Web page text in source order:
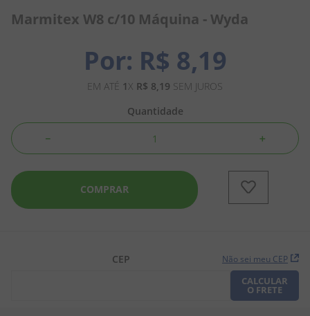
Marmitex W8 c/10 Máquina - Wyda
R$ 8,19
EM ATÉ 1X R$ 8,19 SEM JUROS
Quantidade
＋
－
COMPRAR
CEP Não sei meu CEP
CALCULAR
O FRETE
3º
pirulito
5º
amendoim
salgadinho
7º
biscoito
9º
doce leite
pipoca